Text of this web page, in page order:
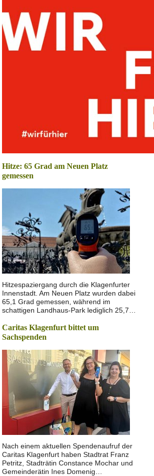
Hitze: 65 Grad am Neuen Platz
gemessen
Hitzespaziergang durch die Klagenfurter
Innenstadt. Am Neuen Platz wurden dabei
65,1 Grad gemessen, während im
schattigen Landhaus-Park lediglich 25,7…
Caritas Klagenfurt bittet um
Sachspenden
Nach einem aktuellen Spendenaufruf der
Caritas Klagenfurt haben Stadtrat Franz
Petritz, Stadträtin Constance Mochar und
Gemeinderätin Ines Domenig…